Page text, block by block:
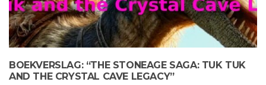
BOEKVERSLAG: “THE STONEAGE SAGA: TUK TUK
AND THE CRYSTAL CAVE LEGACY”